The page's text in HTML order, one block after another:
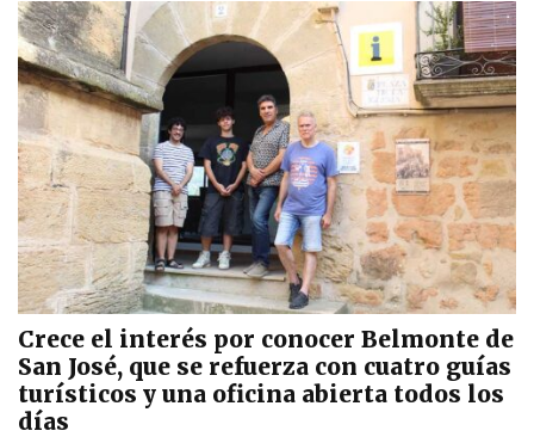
Crece el interés por conocer Belmonte de
San José, que se refuerza con cuatro guías
turísticos y una oficina abierta todos los
días